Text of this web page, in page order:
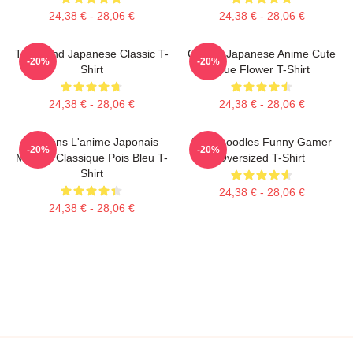
24,38 € - 28,06 € 24,38 € - 28,06 €
Think And Japanese Classic T-
Shirt
24,38 € - 28,06 €
-20%
Classic Japanese Anime Cute
Blue Flower T-Shirt
24,38 € - 28,06 €
-20%
Pensons L'anime Japonais
Mignon Classique Pois Bleu T-
Shirt
24,38 € - 28,06 €
-20%
Thinknoodles Funny Gamer
Oversized T-Shirt
24,38 € - 28,06 €
-20%